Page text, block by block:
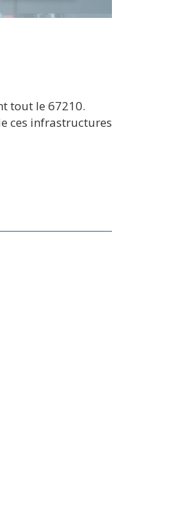
tout le 67210.
ces infrastructures